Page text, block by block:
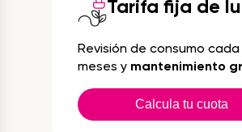
Tarifa fija de
Revisión de consumo cada
meses y mantenimiento
Calcula tu cuota